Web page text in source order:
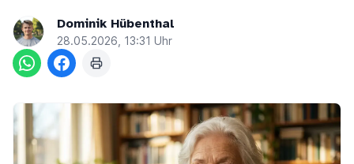
Dominik Hübenthal
28.05.2026, 13:31 Uhr